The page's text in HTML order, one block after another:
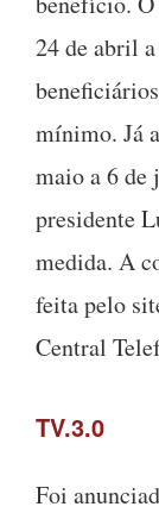
24 de abril
mínimo. Já
maio a 6 de
presidente
medida. A
feita pelo
Central
TV.3.0
Foi